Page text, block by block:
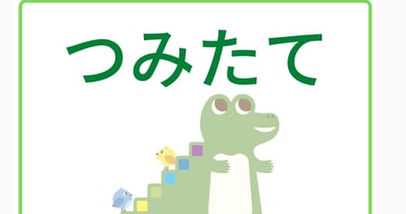
をよく確認して、対象外
の場合は確定申告で申告
してください。 まだふ
るさと納税を初めていな
かし確定申告が始めての
人は、なかなかわからな
いことも多いもの。 今
回は、みんなのシストレ
の確定 ...